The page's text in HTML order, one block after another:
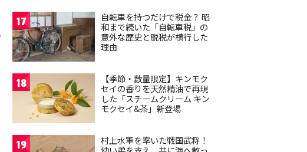
17
自転車を持つだけで税金？ 昭
和まで続いた「自転車税」の
意外な歴史と脱税が横行した
理由
18
【季節・数量限定】キンモク
セイの香りを天然精油で再現
した「スチームクリーム キン
モクセイ&茶」新登場
19
村上水軍を率いた戦国武将！